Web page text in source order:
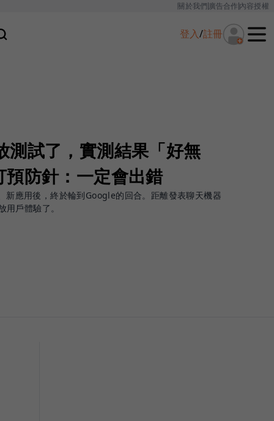
關於我們廣告合作內容授權
登入/註冊
試了，實測結果「好無
防針：一定會出錯
應用後，終於輪到Google的回合。距離發表聊天機器
戶體驗了。